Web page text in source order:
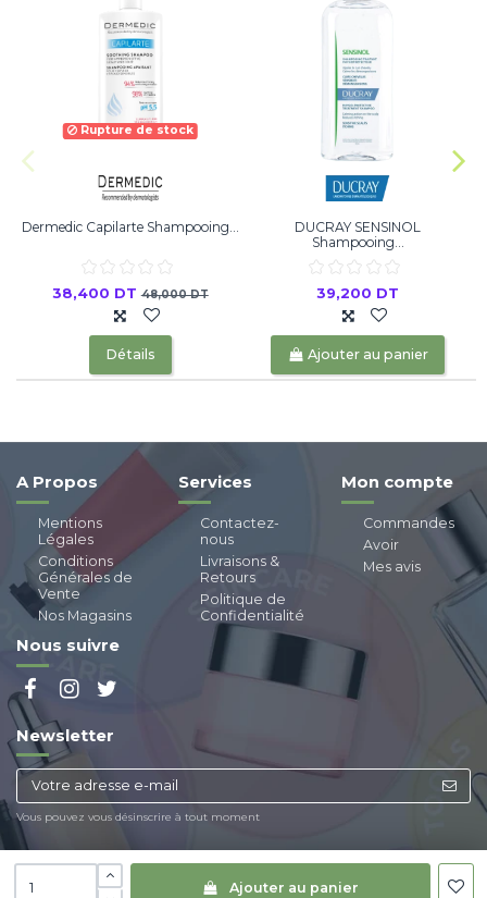
Ajouter au panier
Rupture de stock
Dermedic Capilarte Shampooing...
38,400 DT48,000 DT
Détails
DUCRAY SENSINOL
Shampooing...
39,200 DT
Ajouter au panier
A Propos
Mentions
Légales
Conditions
Générales de
Vente
Nos Magasins
Services
Contactez-
nous
Livraisons &
Retours
Politique de
Confidentialité
Mon compte
Commandes
Avoir
Mes avis
Nous suivre
Newsletter
Vous pouvez vous désinscrire à tout moment